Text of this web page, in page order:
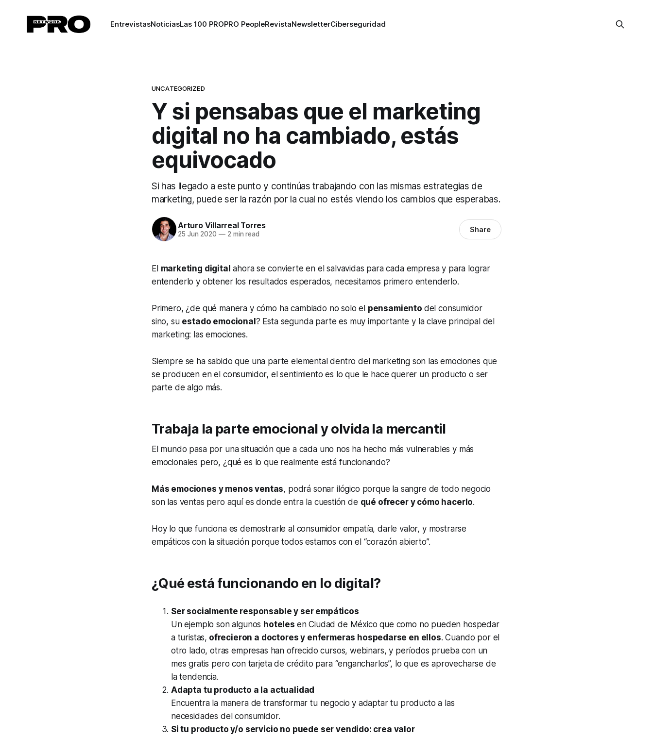
EntrevistasNoticiasLas 100 PROPRO PeopleRevistaNewsletterCiberseguridad
UNCATEGORIZED
Y si pensabas que el marketing
digital no ha cambiado, estás
equivocado
Si has llegado a este punto y continúas trabajando con las mismas estrategias de
marketing, puede ser la razón por la cual no estés viendo los cambios que esperabas.
Arturo Villarreal Torres
25 Jun 2020 —2 min read Share
El marketing digital ahora se convierte en el salvavidas para cada empresa y para lograr
entenderlo y obtener los resultados esperados, necesitamos primero entenderlo.
Primero, ¿de qué manera y cómo ha cambiado no solo el pensamiento del consumidor
sino, su estado emocional ? Esta segunda parte es muy importante y la clave principal del
marketing: las emociones.
Siempre se ha sabido que una parte elemental dentro del marketing son las emociones que
se producen en el consumidor, el sentimiento es lo que le hace querer un producto o ser
parte de algo más.
Trabaja la parte emocional y olvida la mercantil
El mundo pasa por una situación que a cada uno nos ha hecho más vulnerables y más
emocionales pero, ¿qué es lo que realmente está funcionando?
Más emociones y menos ventas, podrá sonar ilógico porque la sangre de todo negocio
son las ventas pero aquí es donde entra la cuestión de qué ofrecer y cómo hacerlo.
Hoy lo que funciona es demostrarle al consumidor empatía, darle valor, y mostrarse
empáticos con la situación porque todos estamos con el “corazón abierto”.
¿Qué está funcionando en lo digital?
Ser socialmente responsable y ser empáticos
Un ejemplo son algunos hoteles en Ciudad de México que como no pueden hospedar
a turistas, ofrecieron a doctores y enfermeras hospedarse en ellos. Cuando por el
otro lado, otras empresas han ofrecido cursos, webinars, y períodos prueba con un
mes gratis pero con tarjeta de crédito para “engancharlos”, lo que es aprovecharse de
la tendencia.
Adapta tu producto a la actualidad
Encuentra la manera de transformar tu negocio y adaptar tu producto a las
necesidades del consumidor.
Si tu producto y/o servicio no puede ser vendido: crea valor